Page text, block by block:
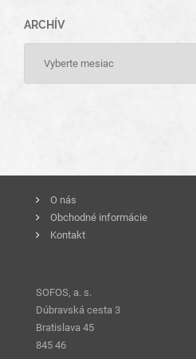
ARCHÍV
O nás
Obchodné informácie
Kontakt
SOFOS, a. s.
Dúbravská cesta 3
Bratislava 45
845 46